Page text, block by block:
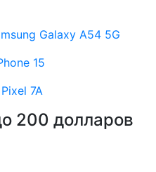
Galaxy A54 5G
15
7A
200 долларов